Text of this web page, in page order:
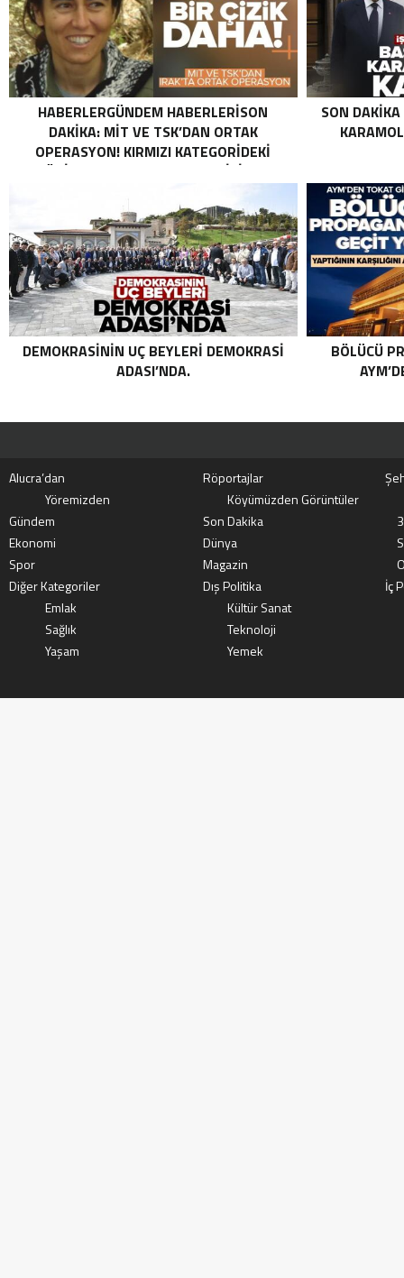
HABERLERGÜNDEM HABERLERISON
DAKIKA: MİT VE TSK’DAN ORTAK
OPERASYON! KIRMIZI KATEGORIDEKI
TERÖRIST NAZLI TAŞPINAR ETKISIZ HALE
ORTAK OPERASYON! KIRMIZI
KATEGORIDEKI TERÖRIST NAZLI
TAŞPINAR ETKISIZ HALE GETIRILDI .
SON
DEMOKRASININ UÇ BEYLERI DEMOKRASI
ADASI’NDA.
BÖLÜCÜ
Alucra’dan Röportajlar
Yöremizden
Köyümüzden Görüntüler
Gündem
Son Dakika
Ekonomi
Dünya
Spor
Magazin
Diğer Kategoriler
Dış Politika
İç
Emlak
Kültür Sanat
Sağlık
Teknoloji
Yaşam
Yemek